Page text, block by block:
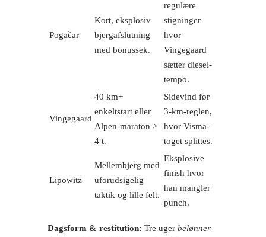
Pogačar
Kort, eksplosiv
bjergafslutning
med bonussek.
regulære
stigninger
hvor
Vingegaard
sætter diesel-
tempo.
Vingegaard
40 km+
enkeltstart eller
Alpen-maraton >
4 t.
Sidevind før
3-km-reglen,
hvor Visma-
toget splittes.
Lipowitz
Mellembjerg med
uforudsigelig
taktik og lille felt.
Eksplosive
finish hvor
han mangler
punch.
Dagsform & restitution: Tre uger belønner